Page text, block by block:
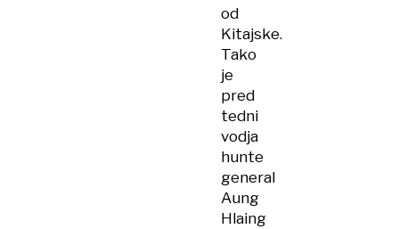
od
Kitajske.
Tako
je
pred
tedni
vodja
hunte
general
Aung
Hlaing